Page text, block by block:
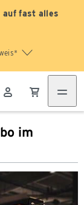
auf fast alles
im